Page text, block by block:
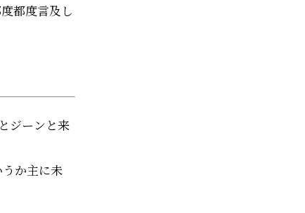
都度言及し
ジーンと来
か主に未